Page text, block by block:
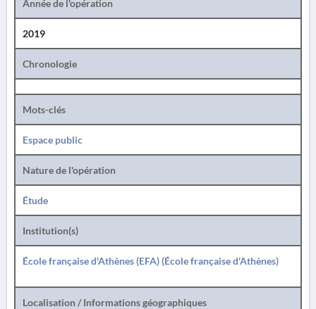
Année de l'opération
2019
Chronologie
Mots-clés
Espace public
Nature de l'opération
Étude
Institution(s)
École française d'Athènes (EFA) (École française d'Athènes)
Localisation / Informations géographiques